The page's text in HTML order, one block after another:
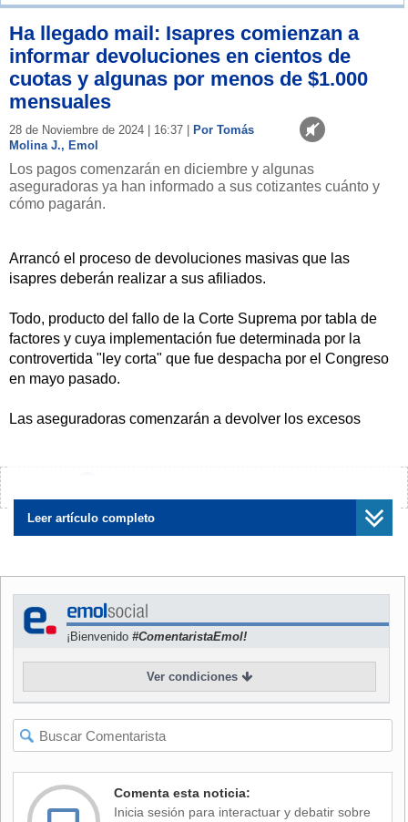
Ha llegado mail: Isapres comienzan a
informar devoluciones en cientos de
cuotas y algunas por menos de $1.000
mensuales
28 de Noviembre de 2024 | 16:37 |
Por Tomás
Molina J., Emol
Los pagos comenzarán en diciembre y algunas
aseguradoras ya han informado a sus cotizantes cuánto y
cómo pagarán.
Arrancó el proceso de devoluciones masivas que las
isapres deberán realizar a sus afiliados.
Todo, producto del fallo de la Corte Suprema por tabla de
factores y cuya implementación fue determinada por la
controvertida "ley corta" que fue despacha por el Congreso
en mayo pasado.
Las aseguradoras comenzarán a devolver los excesos
se devidirá el pago.
NOTICIASRELACIONADAS
Días claves: Vence plazo
de planes e Isapres
informarán detalles de
devoluciones
Cuándo subirán y qué se
detalles del alza
Isapres
Leer artículo completo
¡Bienvenido #ComentaristaEmol!
Ver condiciones
Comenta esta noticia:
Inicia sesión para interactuar y debatir sobre